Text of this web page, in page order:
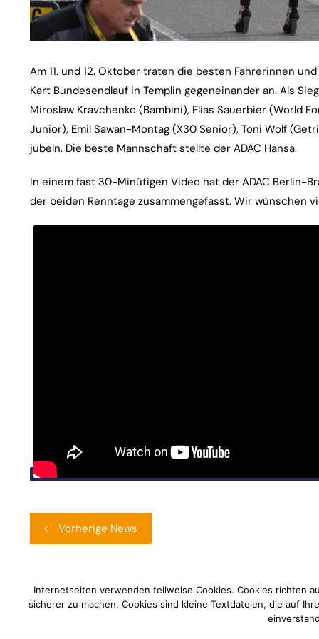
Am 11. und 12. Oktober traten die besten Fahrerinnen
Kart Bundesendlauf in Templin gegeneinander an. Als
Miroslaw Kravchenko (Bambini), Elias Sauerbier (World
Junior), Emil Sawan-Montag (X30 Senior), Toni Wolf
jubeln. Die beste Mannschaft stellte der ADAC Hansa.
In einem fast 30-Minütigen Video hat der ADAC Berlin-
der beiden Renntage zusammengefasst. Wir wünschen
Beitragsnavigation
Vorherige News
Internetseiten verwenden teilweise Cookies. Cookies richten
sicherer zu machen. Cookies sind kleine Textdateien, die auf